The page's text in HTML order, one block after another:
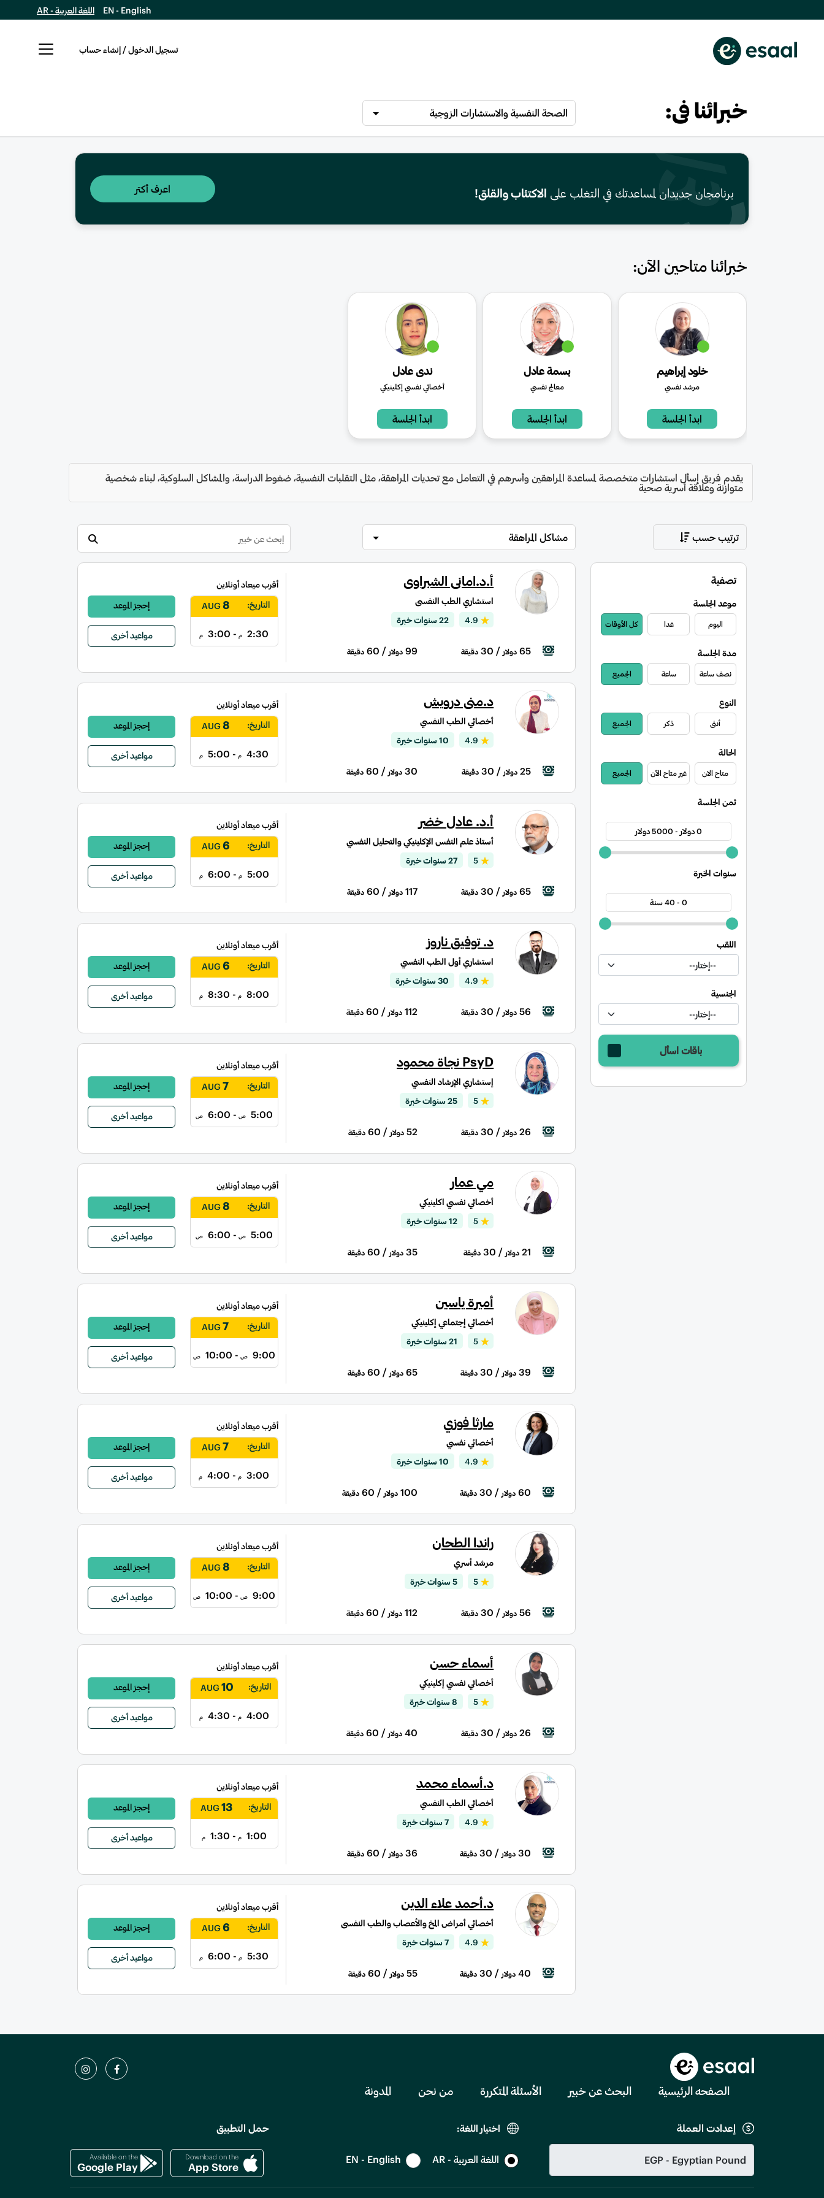
EN - English اللغة العربية - AR
تسجيل الدخول / إنشاء حساب
خبرائنا فى: الصحة النفسية والاستشارات الزوجية
برنامجان جديدان لمساعدتك في التغلب على الاكتئاب والقلق! اعرف أكتر
خبرائنا متاحين الآن:
خلود إبراهيم
مرشد نفسي
ابدأ الجلسة
بسمة عادل
معالج نفسي
ابدأ الجلسة
ندى عادل
أخصائي نفسي إكلينيكي
ابدأ الجلسة
يقدم فريق إسأل استشارات متخصصة لمساعدة المراهقين وأسرهم في التعامل مع تحديات المراهقة، مثل التقلبات النفسية، ضغوط الدراسة، والمشاكل السلوكية، لبناء شخصية
متوازنة وعلاقة أسرية صحية
ترتيب حسب مشاكل المراهقة
تصفية
موعد الجلسة
اليوم غدا كل الأوقات
مدة الجلسة
نصف ساعة ساعة الجميع
النوع
أنثى ذكر الجميع
الحالة
متاح الان غير متاح الآن الجميع
ثمن الجلسة
0 دولار - 5000 دولار
سنوات الخبرة
0 - 40 سنة
اللقب
الجنسية
باقات اسأل
أ.د.امانى الشبراوى
استشاري الطب النفسى
4.9
22 سنوات خبرة
65 دولار / 30 دقيقة 99 دولار / 60 دقيقة
أقرب ميعاد أونلاين
التاريخ:
8
AUG
2:30 م - 3:00 م
إحجز الموعد
مواعيد أخرى
د.منى درويش
أخصائي الطب النفسي
4.9
10 سنوات خبرة
25 دولار / 30 دقيقة 30 دولار / 60 دقيقة
أقرب ميعاد أونلاين
التاريخ:
8
AUG
4:30 م - 5:00 م
إحجز الموعد
مواعيد أخرى
أ.د. عادل خضر
أستاذ علم النفس الإكلينيكي والتحليل النفسي
5
27 سنوات خبرة
65 دولار / 30 دقيقة 117 دولار / 60 دقيقة
أقرب ميعاد أونلاين
التاريخ:
6
AUG
5:00 م - 6:00 م
إحجز الموعد
مواعيد أخرى
د. توفيق ناروز
استشاري أول الطب النفسي
4.9
30 سنوات خبرة
56 دولار / 30 دقيقة 112 دولار / 60 دقيقة
أقرب ميعاد أونلاين
التاريخ:
6
AUG
8:00 م - 8:30 م
إحجز الموعد
مواعيد أخرى
PsyD نجاة محمود
إستشاري الإرشاد النفسي
5
25 سنوات خبرة
26 دولار / 30 دقيقة 52 دولار / 60 دقيقة
أقرب ميعاد أونلاين
التاريخ:
7
AUG
5:00 ص - 6:00 ص
إحجز الموعد
مواعيد أخرى
مي عمار
أخصائي نفسي اكلينيكي
5
12 سنوات خبرة
21 دولار / 30 دقيقة 35 دولار / 60 دقيقة
أقرب ميعاد أونلاين
التاريخ:
8
AUG
5:00 ص - 6:00 ص
إحجز الموعد
مواعيد أخرى
أميرة ياسين
أخصائي إجتماعي إكلينيكي
5
21 سنوات خبرة
39 دولار / 30 دقيقة 65 دولار / 60 دقيقة
أقرب ميعاد أونلاين
التاريخ:
7
AUG
9:00 ص - 10:00 ص
إحجز الموعد
مواعيد أخرى
مارثا فوزي
أخصائي نفسي
4.9
10 سنوات خبرة
60 دولار / 30 دقيقة 100 دولار / 60 دقيقة
أقرب ميعاد أونلاين
التاريخ:
7
AUG
3:00 م - 4:00 م
إحجز الموعد
مواعيد أخرى
راندا الطحان
مرشد أسري
5
5 سنوات خبرة
56 دولار / 30 دقيقة 112 دولار / 60 دقيقة
أقرب ميعاد أونلاين
التاريخ:
8
AUG
9:00 ص - 10:00 ص
إحجز الموعد
مواعيد أخرى
أسماء حسن
أخصائي نفسي إكلينيكي
5
8 سنوات خبرة
26 دولار / 30 دقيقة 40 دولار / 60 دقيقة
أقرب ميعاد أونلاين
التاريخ:
10
AUG
4:00 م - 4:30 م
إحجز الموعد
مواعيد أخرى
د.أسماء محمد
أخصائي الطب النفسي
4.9
7 سنوات خبرة
30 دولار / 30 دقيقة 36 دولار / 60 دقيقة
أقرب ميعاد أونلاين
التاريخ:
13
AUG
1:00 م - 1:30 م
إحجز الموعد
مواعيد أخرى
د.أحمد علاء الدين
أخصائي أمراض المخ والأعصاب والطب النفسى
4.9
7 سنوات خبرة
40 دولار / 30 دقيقة 55 دولار / 60 دقيقة
أقرب ميعاد أونلاين
التاريخ:
6
AUG
5:30 م - 6:00 م
إحجز الموعد
مواعيد أخرى
الصفحه الرئيسية البحث عن خبير الأسئلة المتكررة من نحن المدونة
إعدادت العملة اختيار اللغة:
اللغة العربية - AR EN - English
حمل التطبيق
Download on the
App Store
Available on the
Google Play